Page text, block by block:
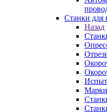
Станки для
Назад